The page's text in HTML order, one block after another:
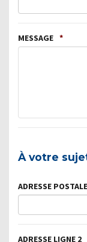
MESSAGE *
À votre
ADRESSE POSTALE
ADRESSE LIGNE 2